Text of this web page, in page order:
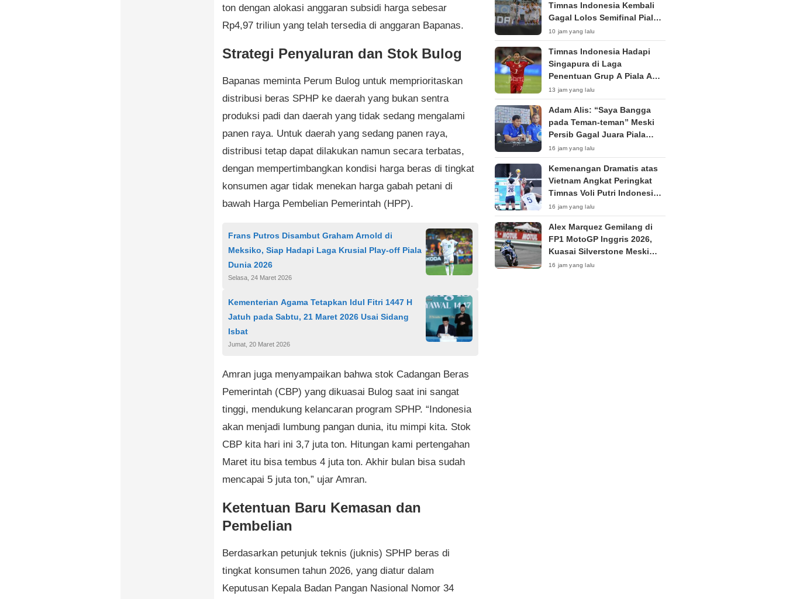
ton dengan alokasi anggaran subsidi harga sebesar
Rp4,97 triliun yang telah tersedia di anggaran Bapanas.
Strategi Penyaluran dan Stok Bulog
Bapanas meminta Perum Bulog untuk memprioritaskan
distribusi beras SPHP ke daerah yang bukan sentra
produksi padi dan daerah yang tidak sedang mengalami
panen raya. Untuk daerah yang sedang panen raya,
distribusi tetap dapat dilakukan namun secara terbatas,
dengan mempertimbangkan kondisi harga beras di tingkat
konsumen agar tidak menekan harga gabah petani di
bawah Harga Pembelian Pemerintah (HPP).
Frans Putros Disambut Graham Arnold di
Meksiko, Siap Hadapi Laga Krusial Play-off Piala
Dunia 2026
Selasa, 24 Maret 2026
Kementerian Agama Tetapkan Idul Fitri 1447 H
Jatuh pada Sabtu, 21 Maret 2026 Usai Sidang
Isbat
Jumat, 20 Maret 2026
Amran juga menyampaikan bahwa stok Cadangan Beras
Pemerintah (CBP) yang dikuasai Bulog saat ini sangat
tinggi, mendukung kelancaran program SPHP. “Indonesia
akan menjadi lumbung pangan dunia, itu mimpi kita. Stok
CBP kita hari ini 3,7 juta ton. Hitungan kami pertengahan
Maret itu bisa tembus 4 juta ton. Akhir bulan bisa sudah
mencapai 5 juta ton,” ujar Amran.
Ketentuan Baru Kemasan dan
Pembelian
Berdasarkan petunjuk teknis (juknis) SPHP beras di
tingkat konsumen tahun 2026, yang diatur dalam
Keputusan Kepala Badan Pangan Nasional Nomor 34
Timnas Indonesia Kembali
Gagal Lolos Semifinal Piala
AFF Dua Edisi Beruntun
10 jam yang lalu
Timnas Indonesia Hadapi
Singapura di Laga
Penentuan Grup A Piala AFF
2026: Tiket Semifinal Jadi
Taruhan
13 jam yang lalu
Adam Alis: “Saya Bangga
pada Teman-teman” Meski
Persib Gagal Juara Piala
Presiden 2026
16 jam yang lalu
Kemenangan Dramatis atas
Vietnam Angkat Peringkat
Timnas Voli Putri Indonesia
ke Posisi 53 Dunia
16 jam yang lalu
Alex Marquez Gemilang di
FP1 MotoGP Inggris 2026,
Kuasai Silverstone Meski
Sempat Terkendala Motor
16 jam yang lalu